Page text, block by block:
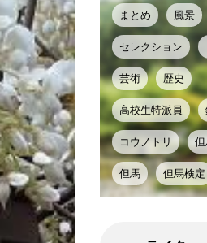
まとめ 風景
セレクション
芸術 歴史
高校生特派員
コウノトリ
但馬 但馬検定